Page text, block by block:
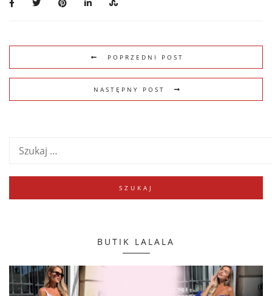
POPRZEDNI POST
NASTĘPNY POST
BUTIK LALALA